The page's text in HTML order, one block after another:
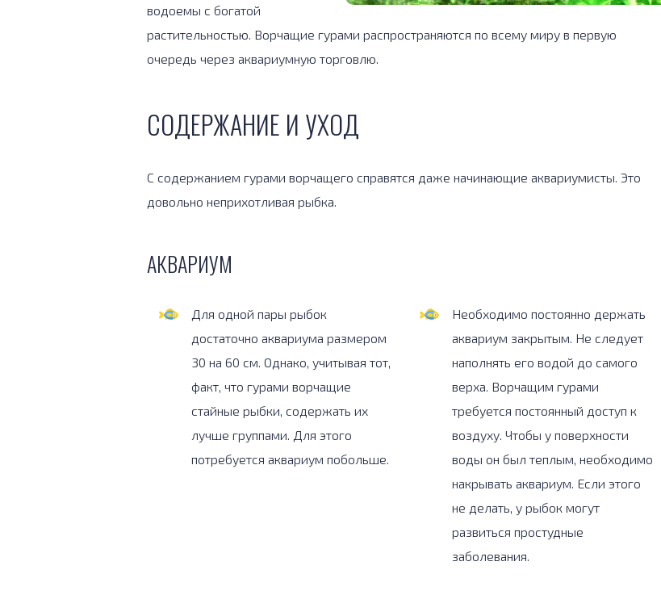
водоемы с богатой
растительностью. Ворчащие гурами распространяются по всему миру в первую
очередь через аквариумную торговлю.
СОДЕРЖАНИЕ И УХОД
С содержанием гурами ворчащего справятся даже начинающие аквариумисты. Это
довольно неприхотливая рыбка.
АКВАРИУМ
Для одной пары рыбок
достаточно аквариума размером
30 на 60 см. Однако, учитывая тот,
факт, что гурами ворчащие
стайные рыбки, содержать их
лучше группами. Для этого
потребуется аквариум побольше.
Необходимо постоянно держать
аквариум закрытым. Не следует
наполнять его водой до самого
верха. Ворчащим гурами
требуется постоянный доступ к
воздуху. Чтобы у поверхности
воды он был теплым, необходимо
накрывать аквариум. Если этого
не делать, у рыбок могут
развиться простудные
заболевания.